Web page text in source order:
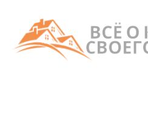
контенту